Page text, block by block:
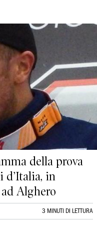
della prova
d’Italia, in
Alghero
3 MINUTI DI LETTURA